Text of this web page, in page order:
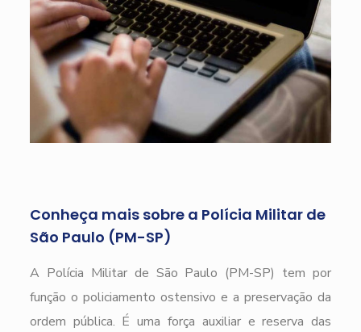
Conheça mais sobre a Polícia Militar de
São Paulo (PM-SP)
A Polícia Militar de São Paulo (PM-SP) tem por
função o policiamento ostensivo e a preservação da
ordem pública. É uma força auxiliar e reserva das